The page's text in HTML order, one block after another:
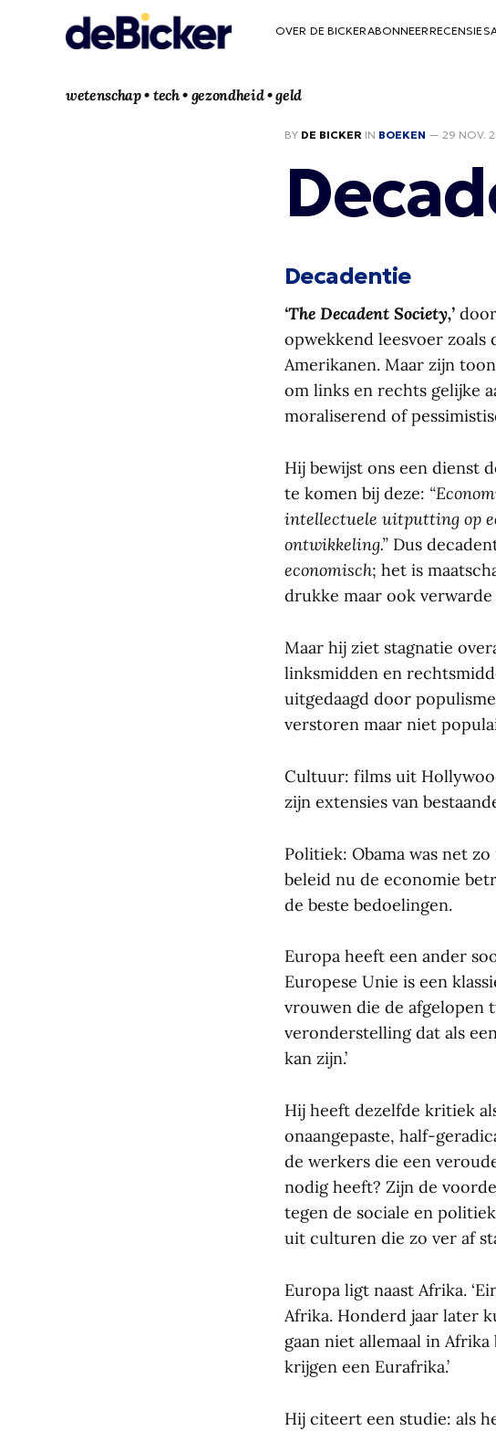
OVER DE BICKERABONNEERRECENSIES
wetenschap • tech • gezondheid • geld
BY DE BICKER IN BOEKEN — 29 NOV.
Decadentie
‘The Decadent Society,’
opwekkend leesvoer zoals
Amerikanen. Maar zijn
om links en rechts gelijke
moraliserend of
Hij bewijst ons een dienst
te komen bij deze:
intellectuele uitputting op
ontwikkeling.” Dus
economisch; het is
drukke maar ook
Maar hij ziet stagnatie
linksmidden en
uitgedaagd door
verstoren maar niet
Cultuur: films uit
zijn extensies van
Politiek: Obama was net
beleid nu de economie
de beste bedoelingen.
Europa heeft een ander
Europese Unie is een
vrouwen die de afgelopen
veronderstelling dat als
kan zijn.’
Hij heeft dezelfde kritiek
onaangepaste, half-
de werkers die een
nodig heeft? Zijn de
tegen de sociale en
uit culturen die zo ver af
Europa ligt naast Afrika.
Afrika. Honderd jaar later
gaan niet allemaal in
krijgen een Eurafrika.’
Hij citeert een studie: als